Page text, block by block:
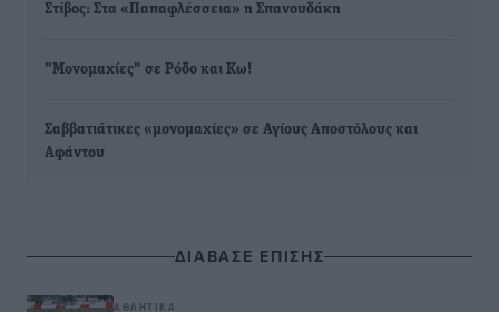
Στίβος: Στα «Παπαφλέσσεια» η Σπανουδάκη
"Μονομαχίες" σε Ρόδο και Κω!
Σαββατιάτικες «μονομαχίες» σε Αγίους Αποστόλους και
Αφάντου
ΔΙΑΒΑΣΕ ΕΠΙΣΗΣ
ΑΘΛΗΤΙΚΆ